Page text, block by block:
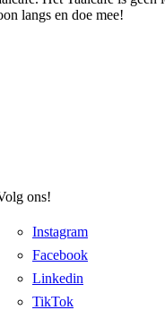
langs en doe mee!
ons!
Instagram
Facebook
Linkedin
TikTok